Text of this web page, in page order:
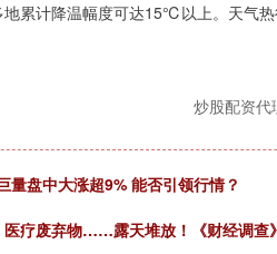
累计降温幅度可达15℃以上。天气热
炒股配资代
量盘中大涨超9% 能否引领行情？
医疗废弃物……露天堆放！《财经调